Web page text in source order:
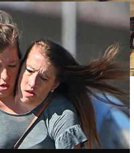
Tinggal 21 Hari, Apa
Tempat Suci yang Memancarkan